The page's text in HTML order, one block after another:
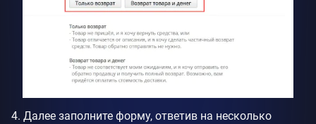
4. Далее заполните форму, ответив на несколько